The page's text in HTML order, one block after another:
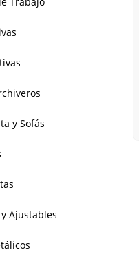
y Sofás
Ajustables